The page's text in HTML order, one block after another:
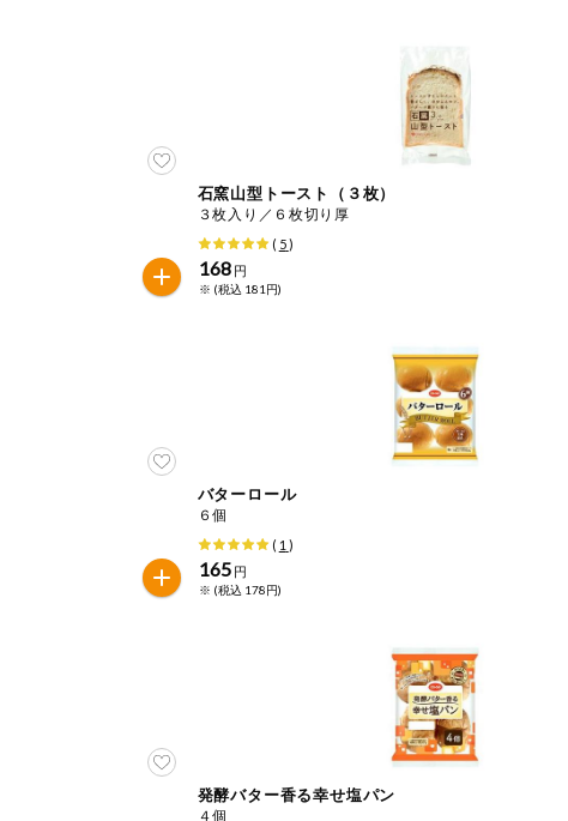
石窯山型トースト（３枚）
３枚入り／６枚切り厚
( 5)
168 円
※ (税込 181円)
バターロール
６個
( 1 )
165 円
※ (税込 178円)
発酵バター香る幸せ塩パン
４個